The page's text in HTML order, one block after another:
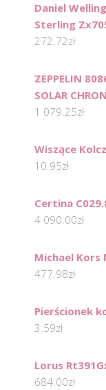
Daniel
Sterling
272.72zł
ZEPPELIN
SOLAR
1 079.25zł
Wiszące
10.95zł
Certina
4 090.00zł
Michael Kors
477.98zł
Pierścionek
3.59zł
Lorus
684.00zł